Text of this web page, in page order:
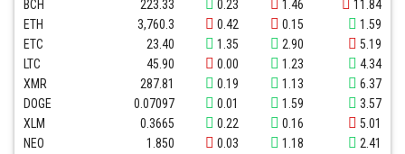
BCH
223.33 0.23 1.46
11.84
ETH
3,760.3 0.42 0.15
1.59
ETC
23.40 1.35 2.90
5.19
LTC
45.90 0.00 1.23
4.34
XMR
287.81 0.19 1.13
6.37
DOGE
0.07097 0.01 1.59
3.57
XLM
0.3665 0.22 0.16
5.01
NEO
1.850 0.03 1.18
2.41